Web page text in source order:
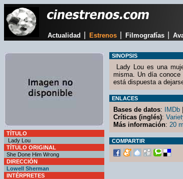
Actualidad Estrenos Filmografías
TÍTULO
Lady Lou
TÍTULO ORIGINAL
She Done Him Wrong
DIRECCIÓN
Lowell Sherman
INTÉRPRETES
SINOPSIS
Lady Lou es una
misma. Un día conoce
está dispuesta a
ENLACES
Bases de datos: IMDb
Críticas (inglés):
Más información: 20
COMPARTIR